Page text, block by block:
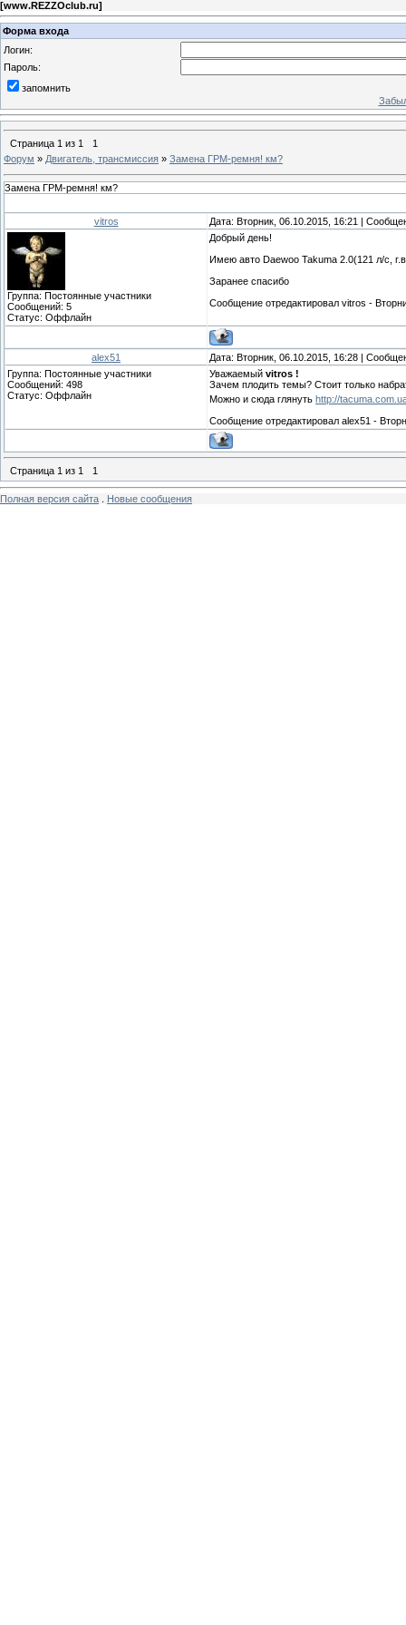
[www.REZZOclub.ru]
Форма входа
Логин:
Пароль:
запомнить
Страница 1 из 1
1
Форум » Двигатель, трансмиссия » Замена ГРМ-ремня! км?
Замена ГРМ-ремня! км?
vitros Дата: Вторник, 06.10.2015, 16:21 |
Группа: Постоянные участники
Сообщений: 5
Статус: Оффлайн
Добрый день!
Имею авто Daewoo Takuma 2.0(121 л/с,
Заранее спасибо
Сообщение отредактировал vitros -
alex51
Дата: Вторник, 06.10.2015, 16:28 |
Группа: Постоянные участники
Сообщений: 498
Статус: Оффлайн
Уважаемый vitros !
Зачем плодить темы? Стоит только
Можно и сюда глянуть http://
Сообщение отредактировал alex51 -
Страница 1 из 1 1
Полная версия сайта Новые сообщения